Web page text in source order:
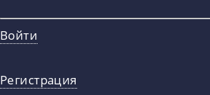
Войти
Регистрация